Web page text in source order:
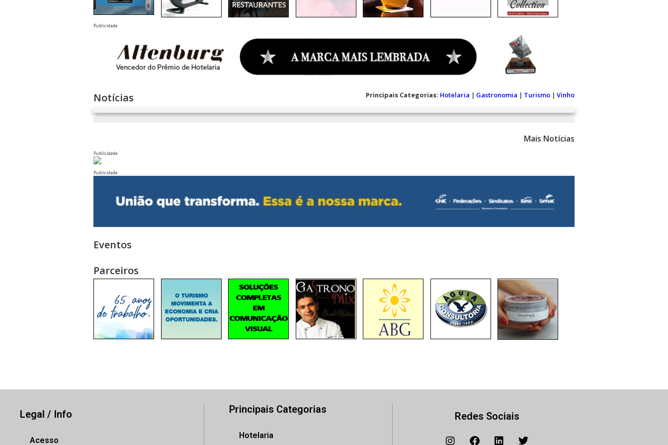
Publicidade
Notícias Principais Categorias: Hotelaria | Gastronomia | Turismo | Vinho
Mais Notícias
Publicidade
Publicidade
Eventos
Parceiros
Legal / Info
Acesso
Principais Categorias
Hotelaria
Redes Sociais